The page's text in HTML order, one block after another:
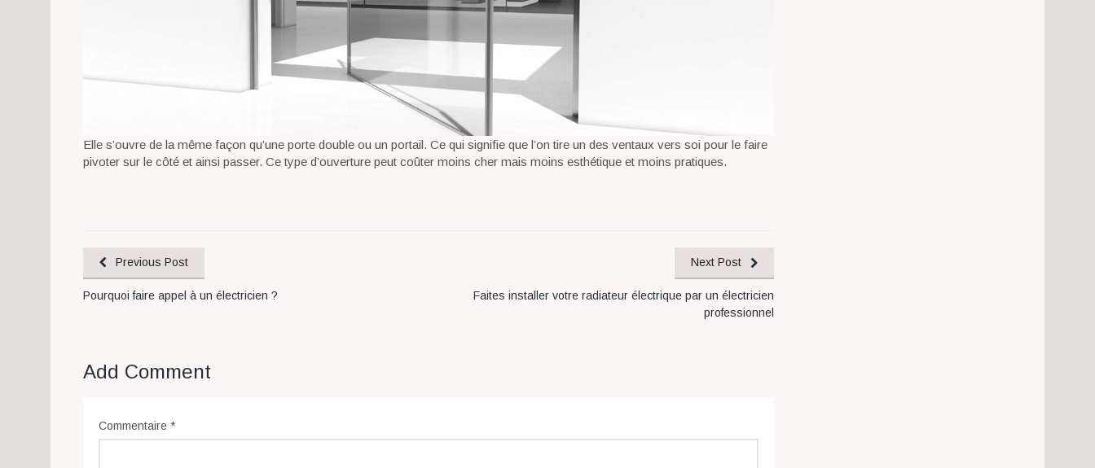
Elle s’ouvre de la même façon qu’une porte double ou un portail. Ce qui signifie que l’on tire un des ventaux vers soi pour le faire
pivoter sur le côté et ainsi passer. Ce type d’ouverture peut coûter moins cher mais moins esthétique et moins pratiques.
Previous Post
Pourquoi faire appel à un électricien ?
Next Post
Faites installer votre radiateur électrique par un électricien
professionnel
Add Comment
Commentaire *